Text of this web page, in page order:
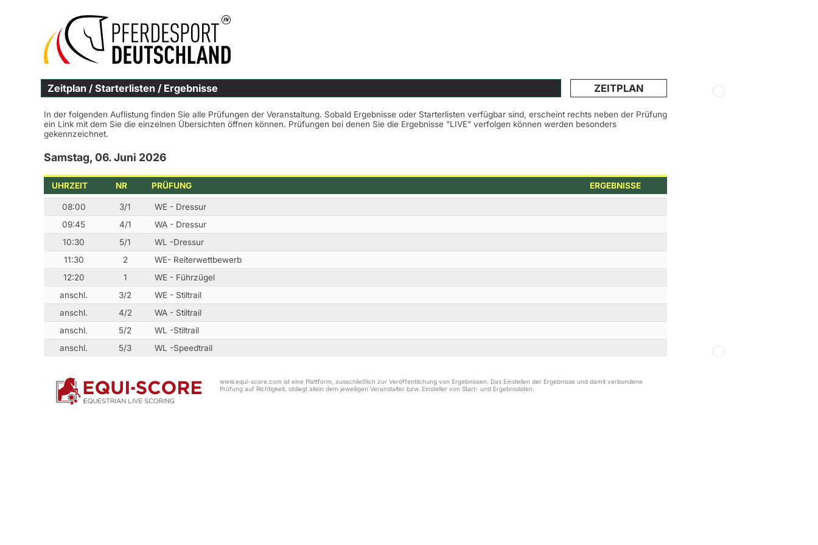
Zeitplan / Starterlisten / Ergebnisse ZEITPLAN
In der folgenden Auflistung finden Sie alle Prüfungen der Veranstaltung. Sobald Ergebnisse oder Starterlisten verfügbar sind, erscheint rechts neben der Prüfung
ein Link mit dem Sie die einzelnen Übersichten öffnen können. Prüfungen bei denen Sie die Ergebnisse "LIVE" verfolgen können werden besonders
gekennzeichnet.
Samstag, 06. Juni 2026
UHRZEIT NR PRÜFUNG ERGEBNISSE
08:00 3/1
WE - Dressur
09:45
4/1
WA - Dressur
10:30
5/1
WL -Dressur
11:30
2
WE- Reiterwettbewerb
12:20
1
WE - Führzügel
anschl.
3/2
WE - Stiltrail
anschl.
4/2
WA - Stiltrail
anschl.
5/2
WL -Stiltrail
anschl.
5/3 WL -Speedtrail
www.equi-score.com ist eine Plattform, ausschließlich zur Veröffentlichung von Ergebnissen. Das Einstellen der Ergebnisse und damit verbundene
Prüfung auf Richtigkeit, obliegt allein dem jeweiligen Veranstalter bzw. Einsteller von Start- und Ergebnislisten.